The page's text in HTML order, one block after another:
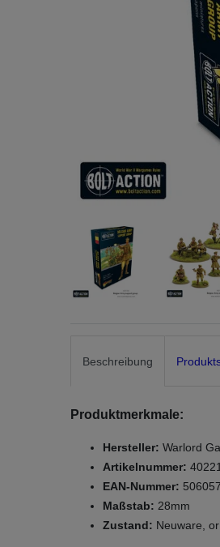
Beschreibung
Produktmerkmale:
Hersteller: Warlord
Artikelnummer:
EAN-Nummer:
Maßstab: 28mm
Zustand: Neuware,